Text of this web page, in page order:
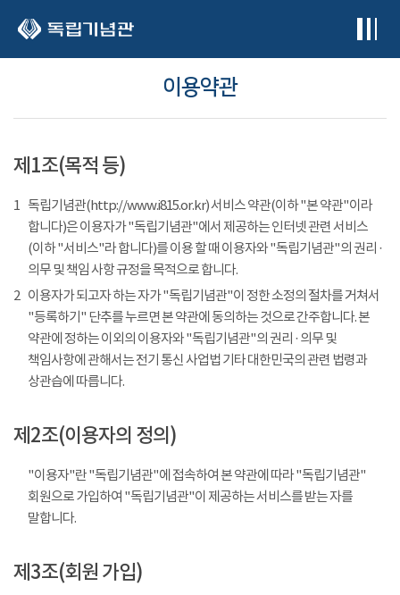
이용약관
제1조(목적 등)
1 독립기념관(http://www.i815.or.kr) 서비스 약관(이하 "본 약관"이라
합니다)은 이용자가 "독립기념관"에서 제공하는 인터넷 관련 서비스
(이하 "서비스"라 합니다)를 이용 할 때 이용자와 "독립기념관"의 권리 ·
의무 및 책임 사항 규정을 목적으로 합니다.
2 이용자가 되고자 하는 자가 "독립기념관"이 정한 소정의 절차를 거쳐서
"등록하기" 단추를 누르면 본 약관에 동의하는 것으로 간주합니다. 본
약관에 정하는 이외의 이용자와 "독립기념관"의 권리 · 의무 및
책임사항에 관해서는 전기 통신 사업법 기타 대한민국의 관련 법령과
상관습에 따릅니다.
제2조(이용자의 정의)
"이용자"란 "독립기념관"에 접속하여 본 약관에 따라 "독립기념관"
회원으로 가입하여 "독립기념관"이 제공하는 서비스를 받는 자를
말합니다.
제3조(회원 가입)